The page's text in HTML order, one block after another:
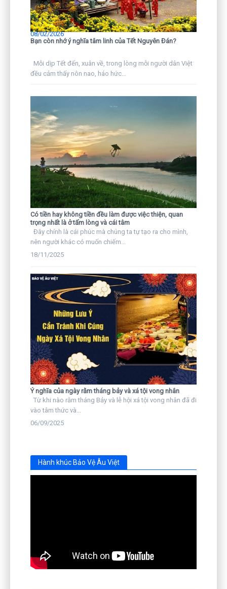
Bạn còn nhớ ý nghĩa tâm linh của Tết Nguyên Đán?
08/02/2026
Mỗi dịp Tết đến, xuân về, trong lòng mỗi người dân Việt
đều cảm thấy nôn nao, háo hức...
Có tiền hay không tiền đều làm được việc thiện, quan
trọng nhất là ở tấm lòng và cái tâm
Đây chính là cái phúc mà chúng ta tự tạo ra cho mình,
nên người khác có muốn chiếm...
18/11/2025
Ý nghĩa của ngày rằm tháng bảy và xá tội vong nhân
Từ khi nào rằm tháng Bảy và lễ hội xá tội vong nhân đã đi
vào tâm thức và...
06/09/2025
Hành khúc Bảo Vệ Âu Việt